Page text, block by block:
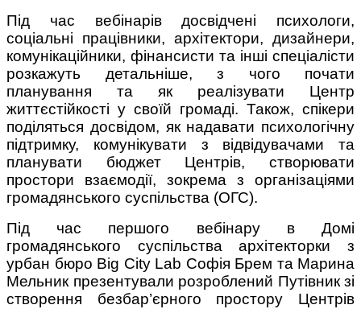
Під час вебінарів досвідчені психологи,
соціальні працівники, архітектори, дизайнери,
комунікаційники, фінансисти та інші спеціалісти
розкажуть детальніше, з чого почати
планування та як реалізувати Центр
життєстійкості у своїй громаді. Також, спікери
поділяться досвідом, як надавати психологічну
підтримку, комунікувати з відвідувачами та
планувати бюджет Центрів, створювати
простори взаємодії, зокрема з організаціями
громадянського суспільства (ОГС).
Під час першого вебінару в Домі
громадянського суспільства архітекторки з
урбан бюро Big City Lab Софія Брем та Марина
Мельник презентували розроблений Путівник зі
створення безбар’єрного простору Центрів